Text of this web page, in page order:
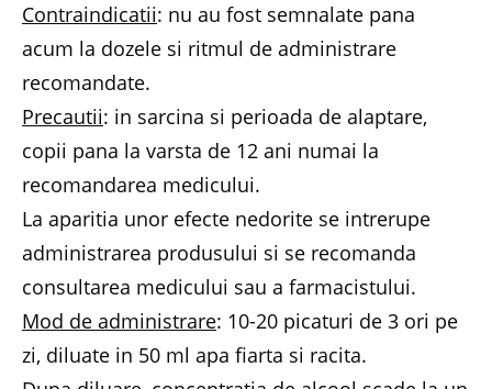
Contraindicatii: nu au fost semnalate pana
acum la dozele si ritmul de administrare
recomandate.
Precautii: in sarcina si perioada de alaptare,
copii pana la varsta de 12 ani numai la
recomandarea medicului.
La aparitia unor efecte nedorite se intrerupe
administrarea produsului si se recomanda
consultarea medicului sau a farmacistului.
Mod de administrare: 10-20 picaturi de 3 ori pe
zi, diluate in 50 ml apa fiarta si racita.